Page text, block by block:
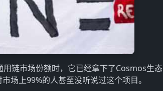
链市场份额时，它已经拿下了Cosmos生态
场上99%的人甚至没听说过这个项目。